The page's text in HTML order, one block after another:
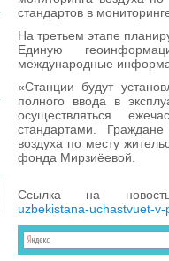
стандартов в
На третьем этапе
Единую
международные
«Станции будут
полного ввода в
осуществляться
стандартами.
воздуха по месту
фонда Мирзиёевой.
Ссылка на
uzbekistana-uchastvuet-